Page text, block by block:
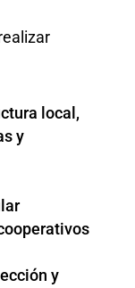
local,
y
y